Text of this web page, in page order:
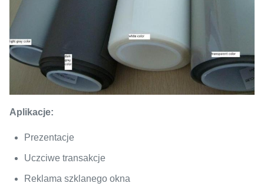
Podanie -
sklepowa,
wyświetlacz
kino
Aplikacje:
Prezentacje
Uczciwe transakcje
Reklama szklanego okna